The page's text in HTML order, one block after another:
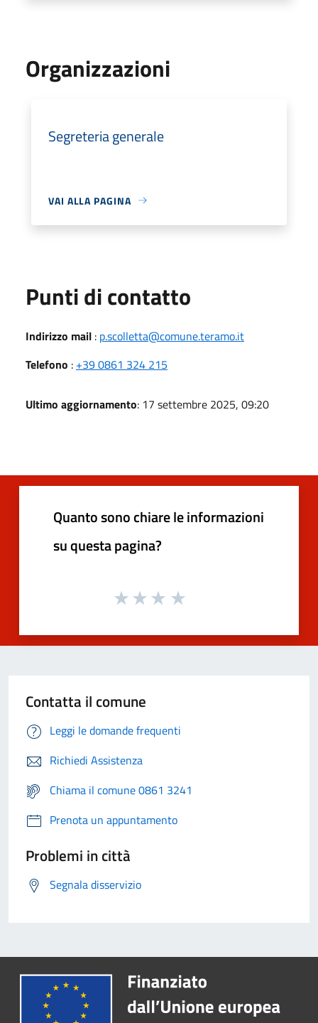
Organizzazioni
Segreteria generale
VAI ALLA PAGINA
Punti di contatto
Indirizzo mail : p.scolletta@comune.teramo.it
Telefono : +39 0861 324 215
Ultimo aggiornamento: 17 settembre 2025, 09:20
Quanto sono chiare le informazioni
su questa pagina?
Contatta il comune
Leggi le domande frequenti
Richiedi Assistenza
Chiama il comune 0861 3241
Prenota un appuntamento
Problemi in città
Segnala disservizio